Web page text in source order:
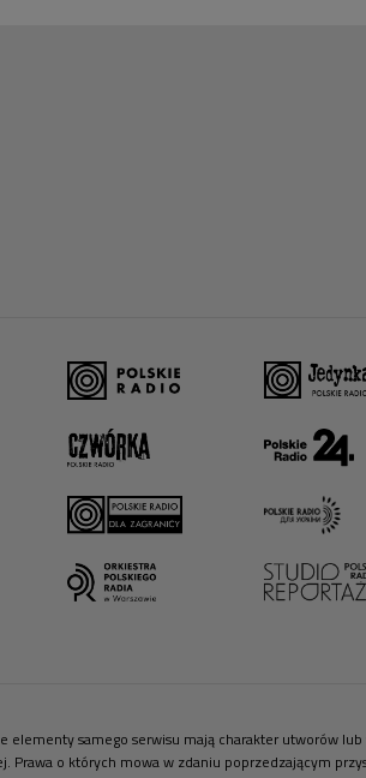
samego serwisu mają charakter utworów
o których mowa w zdaniu poprzedzającym